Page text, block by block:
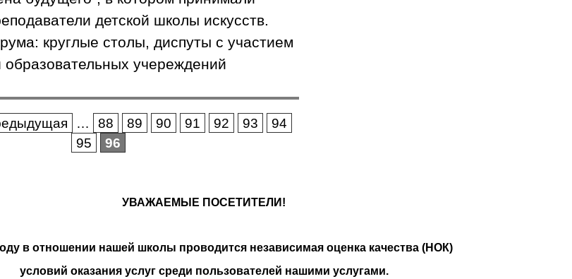
детской школы искусств.
круглые столы, диспуты с участием
образовательных учереждений
… 88 89 90 91 92 93
94
95
96
УВАЖАЕМЫЕ ПОСЕТИТЕЛИ!
в отношении нашей школы проводится независимая оценка качества (НОК)
условий оказания услуг среди пользователей нашими услугами.